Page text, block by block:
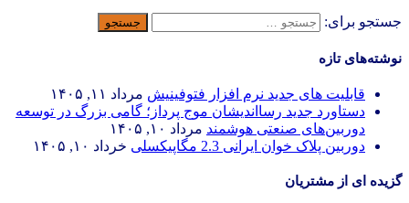
جستجو برای:
نوشته‌های تازه
قابلیت های جدید نرم افزار فتوفینیش مرداد ۱۱, ۱۴۰۵
دستاورد جدید رسااندیشان موج پرداز؛ گامی بزرگ در توسعه
دوربین‌های صنعتی هوشمند مرداد ۱۰, ۱۴۰۵
دوربین پلاک خوان ایرانی 2.3 مگاپیکسلی
خرداد ۱۰, ۱۴۰۵
گزیده ای از مشتریان